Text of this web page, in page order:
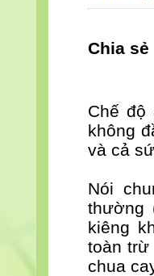
Chia
Chế độ
không
và cả
Nói
thường
kiêng
toàn trừ
chua